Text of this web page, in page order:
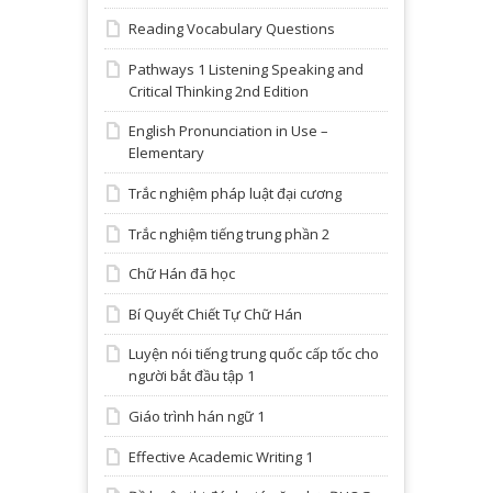
Reading Vocabulary Questions
Pathways 1 Listening Speaking and
Critical Thinking 2nd Edition
English Pronunciation in Use –
Elementary
Trắc nghiệm pháp luật đại cương
Trắc nghiệm tiếng trung phần 2
Chữ Hán đã học
Bí Quyết Chiết Tự Chữ Hán
Luyện nói tiếng trung quốc cấp tốc cho
người bắt đầu tập 1
Giáo trình hán ngữ 1
Effective Academic Writing 1